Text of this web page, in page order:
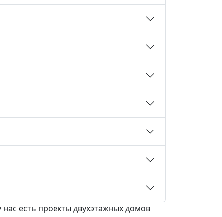
есть проекты двухэтажных домов